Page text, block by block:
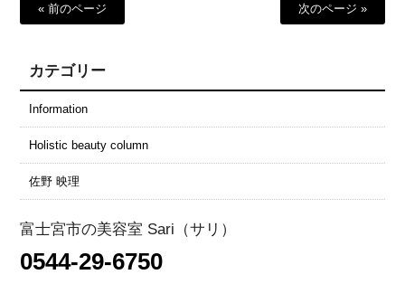
« 前のページ 次のページ »
カテゴリー
Information
Holistic beauty column
佐野 映理
富士宮市の美容室 Sari（サリ）
0544-29-6750